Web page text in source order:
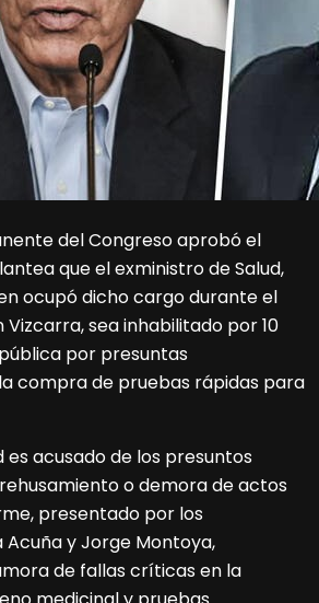
del Congreso aprobó el
que el exministro de Salud,
ocupó dicho cargo durante el
sea inhabilitado por 10
por presuntas
compra de pruebas rápidas para
es acusado de los presuntos
o demora de actos
presentado por los
y Jorge Montoya,
de fallas críticas en la